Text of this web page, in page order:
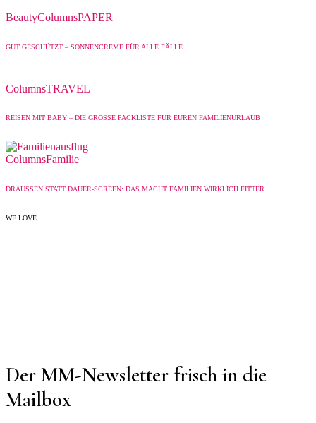
BeautyColumnsPAPER
GUT GESCHÜTZT – SONNENCREME FÜR ALLE FÄLLE
ColumnsTRAVEL
REISEN MIT BABY – DIE GROSSE PACKLISTE FÜR EUREN FAMILIENURLAUB
ColumnsFamilie
DRAUSSEN STATT DAUER-SCREEN: DAS MACHT FAMILIEN WIRKLICH FITTER
WE LOVE
Der MM-Newsletter frisch in die
Mailbox